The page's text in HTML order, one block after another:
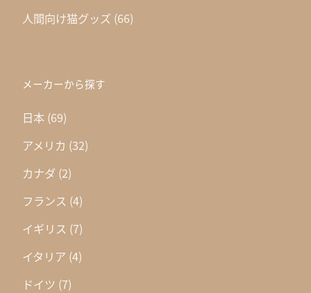
人間向け猫グッズ (66)
メーカーから探す
日本 (69)
アメリカ (32)
カナダ (2)
フランス (4)
イギリス (7)
イタリア (4)
ドイツ (7)